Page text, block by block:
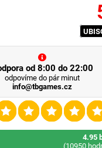
od 8:00 do 22:00
odpovíme do pár minut
info@tbgames.cz
4.95
(10950